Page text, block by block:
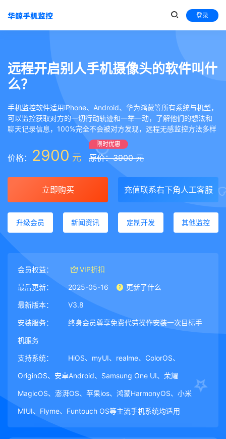
登录
远程开启别人手机摄像头的软件叫什
么？
手机监控软件适用iPhone、Android、华为鸿蒙等所有系统与机型，
可以监控获取对方的一切行动轨迹和一举一动，了解他们的想法和
聊天记录信息，100%完全不会被对方发现，远程无感监控方法多样
价格： 2900 元
限时优惠
原价：3900 元
立即购买 充值联系右下角人工客服
升级会员 新闻资讯 定制开发 其他监控
会员权益： VIP折扣
最后更新： 2025-05-16 更新了什么
最新版本： V3.8
安装服务： 终身会员尊享免费代劳操作安装一次目标手
机服务
支持系统： HiOS、myUI、realme、ColorOS、
OriginOS、安卓Android、Samsung One UI、荣耀
MagicOS、澎湃OS、苹果ios、鸿蒙HarmonyOS、小米
MIUI、Flyme、Funtouch OS等主流手机系统均适用